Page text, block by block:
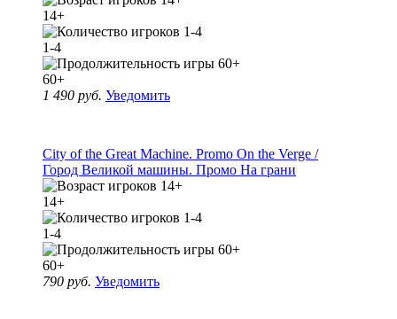
14+
1-4
60+
1 490 руб. Уведомить
City of the Great Machine. Promo On the Verge /
Город Великой машины. Промо На грани
14+
1-4
60+
790 руб. Уведомить